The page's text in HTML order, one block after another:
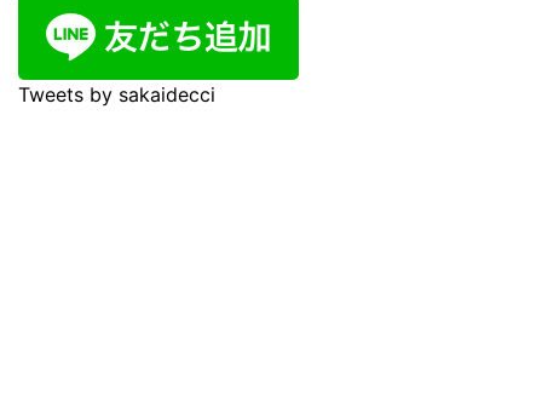
Tweets by sakaidecci